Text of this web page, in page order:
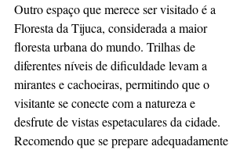
Outro espaço que merece ser visitado é a
Floresta da Tijuca, considerada a maior
floresta urbana do mundo. Trilhas de
diferentes níveis de dificuldade levam a
mirantes e cachoeiras, permitindo que o
visitante se conecte com a natureza e
desfrute de vistas espetaculares da cidade.
Recomendo que se prepare adequadamente